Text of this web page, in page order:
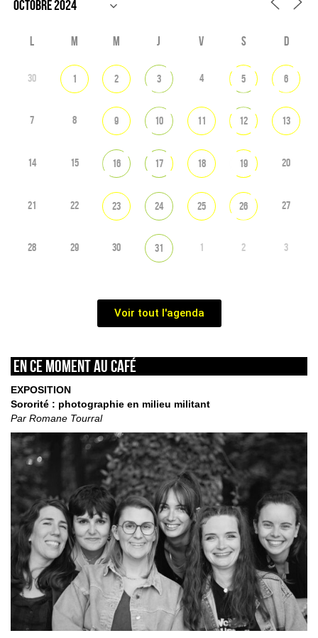
L M M J V S D
30 1 2 3 4 5 6
7 8 9 10 11 12 13
14 15 16 17 18 19 20
21 22 23 24 25 26 27
28 29 30 31 1 2 3
Voir tout l'agenda
En ce moment au café
EXPOSITION
Sororité : photographie en milieu militant
Par Romane Tourral